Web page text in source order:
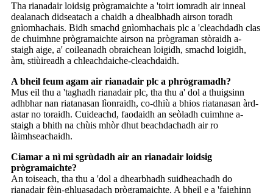
Tha rianadair loidsig prògramaichte a 'toirt iomradh air inneal
dealanach didseatach a chaidh a dhealbhadh airson toradh
gnìomhachais. Bidh smachd gnìomhachais plc a 'cleachdadh clas
de chuimhne prògramaichte airson na prògraman stòraidh a-
staigh aige, a' coileanadh obraichean loigidh, smachd loigidh,
àm, stiùireadh a chleachdaiche-cleachdaidh.
A bheil feum agam air rianadair plc a phrògramadh?
Mus eil thu a 'taghadh rianadair plc, tha thu a' dol a thuigsinn
adhbhar nan riatanasan lìonraidh, co-dhiù a bhios riatanasan àrd-
astar no toraidh. Cuideachd, faodaidh an seòladh cuimhne a-
staigh a bhith na chùis mhòr dhut beachdachadh air ro
làimhseachaidh.
Ciamar a nì mi sgrùdadh air an rianadair loidsig
prògramaichte?
An toiseach, tha thu a 'dol a dhearbhadh suidheachadh do
rianadair fèin-ghluasadach prògramaichte. A bheil e a 'faighinn